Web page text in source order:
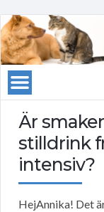
Är
stilldrink
intensiv?
HejAnnika! Det